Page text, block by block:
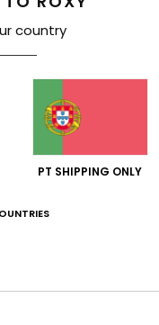
4.3
country
PT SHIPPING ONLY